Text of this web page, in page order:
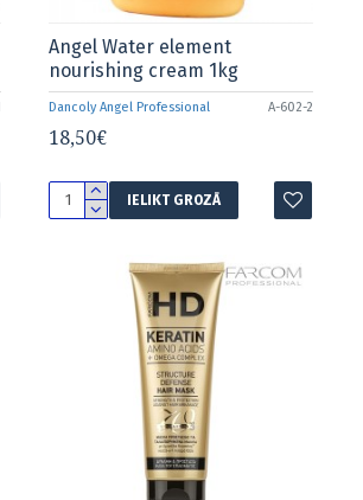
Dancoly Angel Professional A-602-2
Angel Water element
nourishing cream 1kg
18,50€
IELIKT GROZĀ